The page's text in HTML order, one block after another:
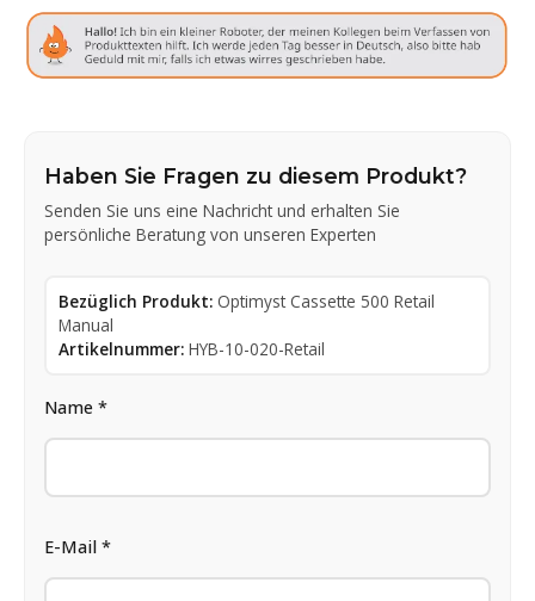
Haben Sie Fragen zu diesem Produkt?
Senden Sie uns eine Nachricht und erhalten Sie
persönliche Beratung von unseren Experten
Bezüglich Produkt: Optimyst Cassette 500 Retail
Manual
Artikelnummer: HYB-10-020-Retail
Name *
E-Mail *